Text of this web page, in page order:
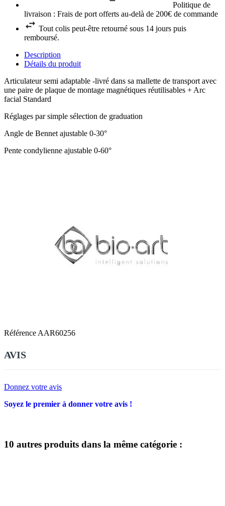
Politique de
livraison : Frais de port offerts au-delà de 200€ de commande
Tout colis peut-être retourné sous 14 jours puis
remboursé.
Description
Détails du produit
Articulateur semi adaptable -livré dans sa mallette de transport avec
une paire de plaque de montage magnétiques réutilisables + Arc
facial Standard
Réglages par simple sélection de graduation
Angle de Bennet ajustable 0-30°
Pente condylienne ajustable 0-60°
Référence AAR60256
AVIS
Donnez votre avis
Soyez le premier à donner votre avis !
10 autres produits dans la même catégorie :